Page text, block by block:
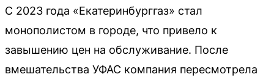
С 2023 года «Екатеринбурггаз» стал
монополистом в городе, что привело к
завышению цен на обслуживание. После
вмешательства УФАС компания пересмотрела